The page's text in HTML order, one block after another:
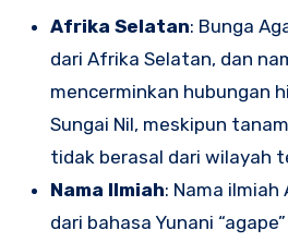
Afrika Selatan: Bunga
dari Afrika Selatan, dan
mencerminkan hubungan
Sungai Nil, meskipun
tidak berasal dari wilayah
Nama Ilmiah: Nama
dari bahasa Yunani